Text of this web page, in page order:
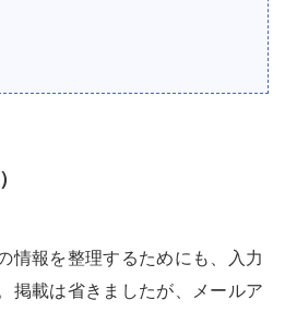
情報を整理するためにも、入力
掲載は省きましたが、メールア